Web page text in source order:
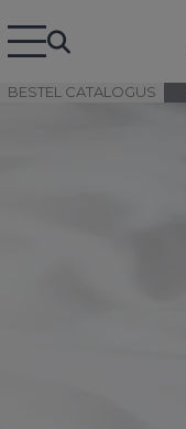
BESTEL CATALOGUS